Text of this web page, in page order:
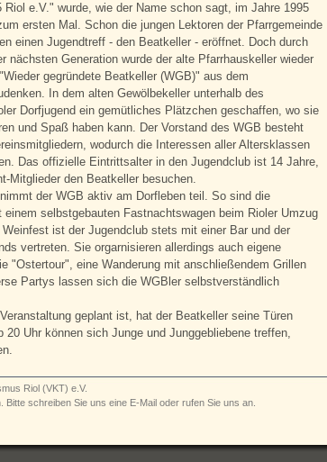
Riol e.V." wurde, wie der Name schon sagt, im Jahre 1995
ersten Mal. Schon die jungen Lektoren der Pfarrgemeinde
einen Jugendtreff - den Beatkeller - eröffnet. Doch durch
nächsten Generation wurde der alte Pfarrhauskeller wieder
gegründete Beatkeller (WGB)" aus dem
In dem alten Gewölbekeller unterhalb des
Dorfjugend ein gemütliches Plätzchen geschaffen, wo sie
und Spaß haben kann. Der Vorstand des WGB besteht
wodurch die Interessen aller Altersklassen
Das offizielle Eintrittsalter in den Jugendclub ist 14 Jahre,
Mitglieder den Beatkeller besuchen.
der WGB aktiv am Dorfleben teil. So sind die
selbstgebauten Fastnachtswagen beim Rioler Umzug
ist der Jugendclub stets mit einer Bar und der
vertreten. Sie orgarnisieren allerdings auch eigene
"Ostertour", eine Wanderung mit anschließendem Grillen
Partys lassen sich die WGBler selbstverständlich
geplant ist, hat der Beatkeller seine Türen
20 Uhr können sich Junge und Junggebliebene treffen,
Riol (VKT) e.V.
Bitte schreiben Sie uns eine E-Mail oder rufen Sie uns an.